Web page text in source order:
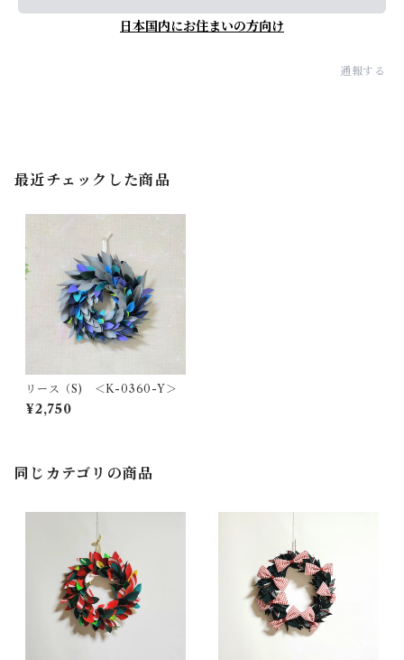
日本国内にお住まいの方向け
通報する
最近チェックした商品
リース（S) ＜K-0360-Y＞
¥2,750
同じカテゴリの商品